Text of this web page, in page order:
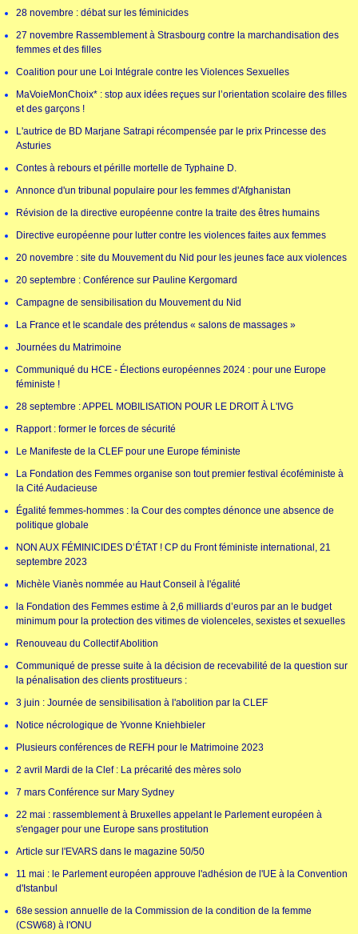
28 novembre : débat sur les féminicides
27 novembre Rassemblement à Strasbourg contre la marchandisation des
femmes et des filles
Coalition pour une Loi Intégrale contre les Violences Sexuelles
MaVoieMonChoix* : stop aux idées reçues sur l’orientation scolaire des filles
et des garçons !
L'autrice de BD Marjane Satrapi récompensée par le prix Princesse des
Asturies
Contes à rebours et pérille mortelle de Typhaine D.
Annonce d'un tribunal populaire pour les femmes d'Afghanistan
Révision de la directive européenne contre la traite des êtres humains
Directive européenne pour lutter contre les violences faites aux femmes
20 novembre : site du Mouvement du Nid pour les jeunes face aux violences
20 septembre : Conférence sur Pauline Kergomard
Campagne de sensibilisation du Mouvement du Nid
La France et le scandale des prétendus « salons de massages »
Journées du Matrimoine
Communiqué du HCE - Élections européennes 2024 : pour une Europe
féministe !
28 septembre : APPEL MOBILISATION POUR LE DROIT À L'IVG
Rapport : former le forces de sécurité
Le Manifeste de la CLEF pour une Europe féministe
La Fondation des Femmes organise son tout premier festival écoféministe à
la Cité Audacieuse
Égalité femmes-hommes : la Cour des comptes dénonce une absence de
politique globale
NON AUX FÉMINICIDES D’ÉTAT ! CP du Front féministe international, 21
septembre 2023
Michèle Vianès nommée au Haut Conseil à l'égalité
la Fondation des Femmes estime à 2,6 milliards d’euros par an le budget
minimum pour la protection des vitimes de violenceles, sexistes et sexuelles
Renouveau du Collectif Abolition
Communiqué de presse suite à la décision de recevabilité de la question sur
la pénalisation des clients prostitueurs :
3 juin : Journée de sensibilisation à l'abolition par la CLEF
Notice nécrologique de Yvonne Kniehbieler
Plusieurs conférences de REFH pour le Matrimoine 2023
2 avril Mardi de la Clef : La précarité des mères solo
7 mars Conférence sur Mary Sydney
22 mai : rassemblement à Bruxelles appelant le Parlement européen à
s'engager pour une Europe sans prostitution
Article sur l'EVARS dans le magazine 50/50
11 mai : le Parlement européen approuve l'adhésion de l'UE à la Convention
d'Istanbul
68e session annuelle de la Commission de la condition de la femme
(CSW68) à l'ONU